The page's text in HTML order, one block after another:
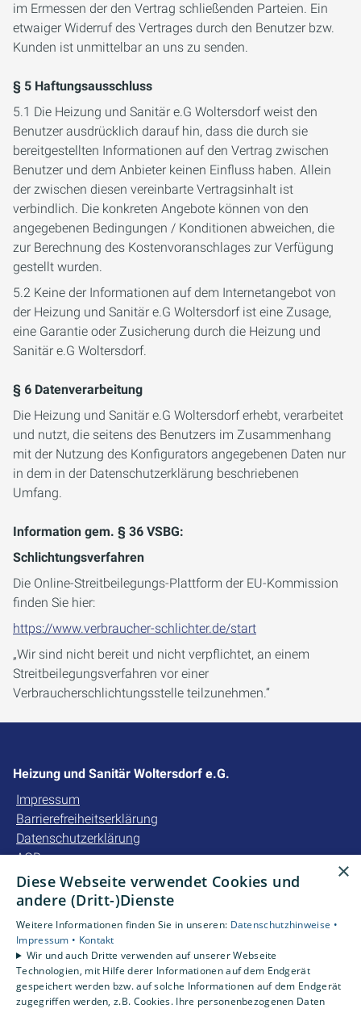
im Ermessen der den Vertrag schließenden Parteien. Ein
etwaiger Widerruf des Vertrages durch den Benutzer bzw.
Kunden ist unmittelbar an uns zu senden.
§ 5 Haftungsausschluss
5.1 Die Heizung und Sanitär e.G Woltersdorf weist den
Benutzer ausdrücklich darauf hin, dass die durch sie
bereitgestellten Informationen auf den Vertrag zwischen
Benutzer und dem Anbieter keinen Einfluss haben. Allein
der zwischen diesen vereinbarte Vertragsinhalt ist
verbindlich. Die konkreten Angebote können von den
angegebenen Bedingungen / Konditionen abweichen, die
zur Berechnung des Kostenvoranschlages zur Verfügung
gestellt wurden.
5.2 Keine der Informationen auf dem Internetangebot von
der Heizung und Sanitär e.G Woltersdorf ist eine Zusage,
eine Garantie oder Zusicherung durch die Heizung und
Sanitär e.G Woltersdorf.
§ 6 Datenverarbeitung
Die Heizung und Sanitär e.G Woltersdorf erhebt, verarbeitet
und nutzt, die seitens des Benutzers im Zusammenhang
mit der Nutzung des Konfigurators angegebenen Daten nur
in dem in der Datenschutzerklärung beschriebenen
Umfang.
Information gem. § 36 VSBG:
Schlichtungsverfahren
Die Online-Streitbeilegungs-Plattform der EU-Kommission
finden Sie hier:
https://www.verbraucher-schlichter.de/start
„Wir sind nicht bereit und nicht verpflichtet, an einem
Streitbeilegungsverfahren vor einer
Verbraucherschlichtungsstelle teilzunehmen.“
Heizung und Sanitär Woltersdorf e.G.
Impressum
Barrierefreiheitserklärung
Datenschutzerklärung
AGB
Unsere Bereiche
Gewerbekunden
Karriere
Unternehmen
Kontakt
×
Diese Webseite verwendet Cookies und
andere (Dritt-)Dienste
Weitere Informationen finden Sie in unseren: Datenschutzhinweise •
Impressum • Kontakt
Wir und auch Dritte verwenden auf unserer Webseite
Technologien, mit Hilfe derer Informationen auf dem Endgerät
gespeichert werden bzw. auf solche Informationen auf dem Endgerät
zugegriffen werden, z.B. Cookies. Ihre personenbezogenen Daten